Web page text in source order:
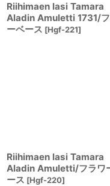
Riihimaen lasi Tamara
Aladin Amuletti 1731/
ーベース [Hgf-221]
Riihimaen lasi Tamara
Aladin Amuletti/フラワ
ース [Hgf-220]